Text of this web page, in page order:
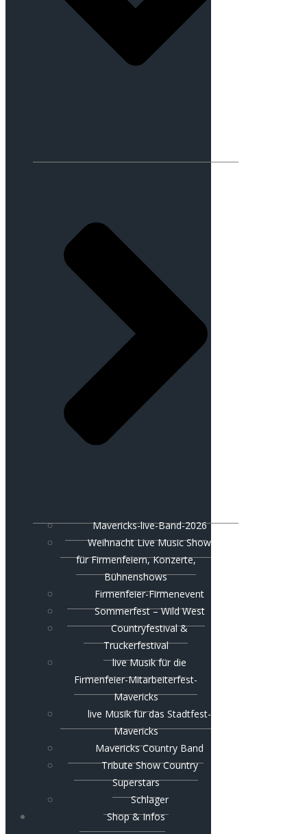
Mavericks-live-Band-2026
Weihnacht Live Music Show
für Firmenfeiern, Konzerte,
Bühnenshows
Firmenfeier-Firmenevent
Sommerfest – Wild West
Countryfestival &
Truckerfestival
live Musik für die
Firmenfeier-Mitarbeiterfest-
Mavericks
live Musik für das Stadtfest-
Mavericks
Mavericks Country Band
Tribute Show Country
Superstars
Schlager
Shop & Infos